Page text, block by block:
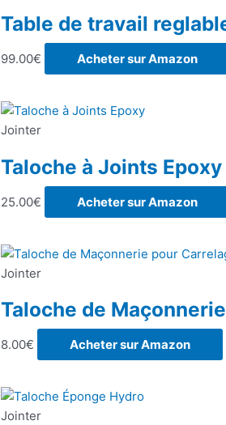
Table de travail
99.00€ Acheter sur Amazon
Jointer
Taloche à Joints Epoxy
25.00€ Acheter sur Amazon
Jointer
Taloche de
8.00€ Acheter sur Amazon
Jointer